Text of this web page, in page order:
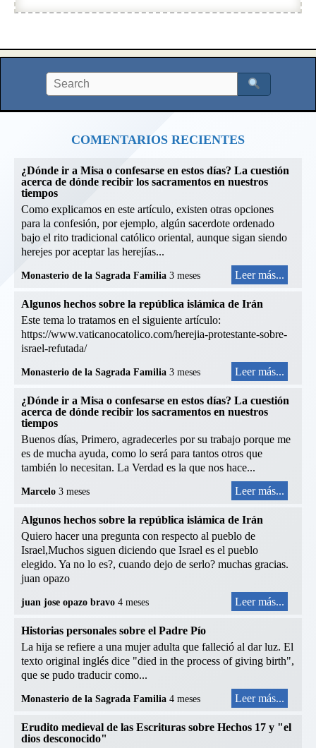
COMENTARIOS RECIENTES
¿Dónde ir a Misa o confesarse en estos días? La cuestión
acerca de dónde recibir los sacramentos en nuestros
tiempos
Como explicamos en este artículo, existen otras opciones
para la confesión, por ejemplo, algún sacerdote ordenado
bajo el rito tradicional católico oriental, aunque sigan siendo
herejes por aceptar las herejías...
Monasterio de la Sagrada Familia 3 meses Leer más...
Algunos hechos sobre la república islámica de Irán
Este tema lo tratamos en el siguiente artículo:
https://www.vaticanocatolico.com/herejia-protestante-sobre-
israel-refutada/
Monasterio de la Sagrada Familia 3 meses Leer más...
¿Dónde ir a Misa o confesarse en estos días? La cuestión
acerca de dónde recibir los sacramentos en nuestros
tiempos
Buenos días, Primero, agradecerles por su trabajo porque me
es de mucha ayuda, como lo será para tantos otros que
también lo necesitan. La Verdad es la que nos hace...
Marcelo 3 meses Leer más...
Algunos hechos sobre la república islámica de Irán
Quiero hacer una pregunta con respecto al pueblo de
Israel,Muchos siguen diciendo que Israel es el pueblo
elegido. Ya no lo es?, cuando dejo de serlo? muchas gracias.
juan opazo
juan jose opazo bravo 4 meses Leer más...
Historias personales sobre el Padre Pío
La hija se refiere a una mujer adulta que falleció al dar luz. El
texto original inglés dice "died in the process of giving birth",
que se pudo traducir como...
Monasterio de la Sagrada Familia 4 meses Leer más...
Erudito medieval de las Escrituras sobre Hechos 17 y "el
dios desconocido"